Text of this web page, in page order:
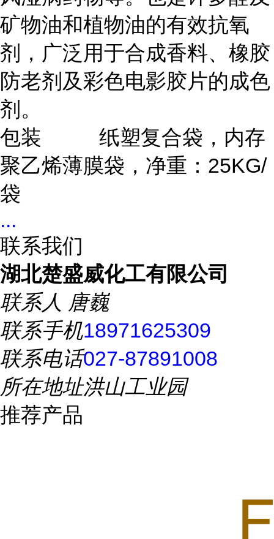
矿物油和植物油的有效抗氧
剂，广泛用于合成香料、橡胶
防老剂及彩色电影胶片的成色
剂。
包装
纸塑复合袋，内存
聚乙烯薄膜袋，净重：25KG/
袋
...
联系我们
湖北楚盛威化工有限公司
联系人 唐巍
联系手机18971625309
联系电话027-87891008
所在地址洪山工业园
推荐产品